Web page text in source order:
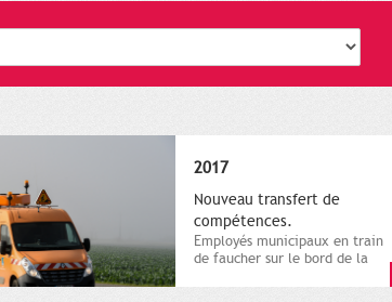
2017
Nouveau transfert de
compétences.
Employés municipaux en train
de faucher sur le bord de la